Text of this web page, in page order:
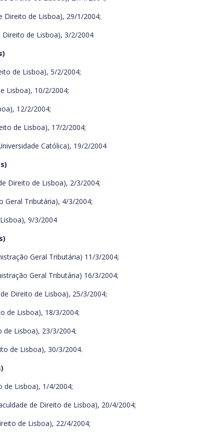
Direito de Lisboa), 29/1/2004;
Direito de Lisboa), 3/2/2004
de Lisboa), 5/2/2004;
Lisboa), 10/2/2004;
12/2/2004;
de Lisboa), 17/2/2004;
Católica), 19/2/2004
Direito de Lisboa), 2/3/2004;
Geral Tributária), 4/3/2004;
9/3/2004
Geral Tributária) 11/3/2004;
Geral Tributária) 16/3/2004;
Direito de Lisboa), 25/3/2004;
de Lisboa), 18/3/2004;
de Lisboa), 23/3/2004;
de Lisboa), 30/3/2004.
de Lisboa), 1/4/2004;
de Direito de Lisboa), 20/4/2004;
de Lisboa), 22/4/2004;